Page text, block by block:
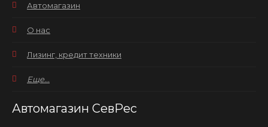
Автомагазин
О нас
Лизинг, кредит техники
Еще...
Автомагазин СевРес